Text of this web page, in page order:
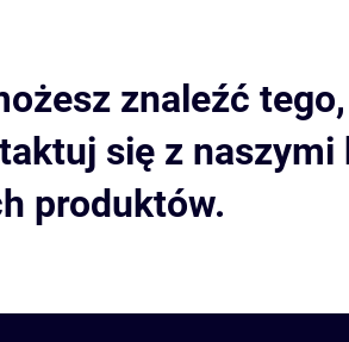
znaleźć
się z
produktów.